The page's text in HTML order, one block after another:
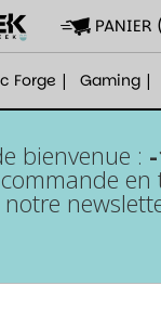
PANIER
Forge Gaming
bienvenue :
en
notre